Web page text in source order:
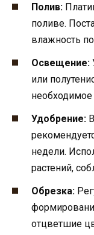
Полив:
поливе.
влажность
Освещение:
или
необходимое
Удобрение:
недели.
растений,
Обрезка:
отцветшие